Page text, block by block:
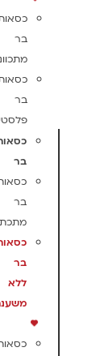
כסאות
בר
כסאות
בר
בר
כסאות
בר
מתכת
בר
ללא
כסאות